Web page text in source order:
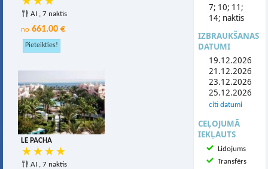
7; 10; 11;
14; naktis
IZBRAUKŠANAS
DATUMI
19.12.2026
21.12.2026
23.12.2026
25.12.2026
citi datumi
CEĻOJUMĀ
IEKĻAUTS
Lidojums
Transfērs
AI , 7 naktis
no 661.00 €
LE PACHA
AI , 7 naktis